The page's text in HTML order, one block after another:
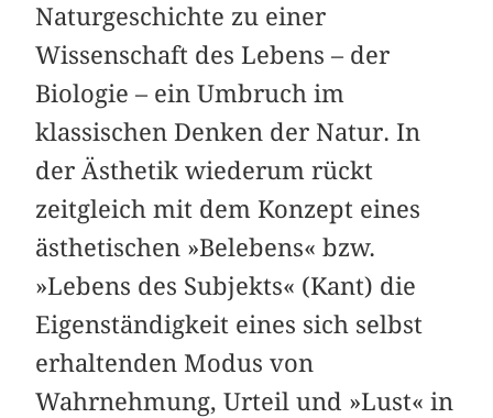
Naturgeschichte zu einer
Wissenschaft des Lebens – der
Biologie – ein Umbruch im
klassischen Denken der Natur. In
der Ästhetik wiederum rückt
zeitgleich mit dem Konzept eines
ästhetischen »Belebens« bzw.
»Lebens des Subjekts« (Kant) die
Eigenständigkeit eines sich selbst
erhaltenden Modus von
Wahrnehmung, Urteil und »Lust« in